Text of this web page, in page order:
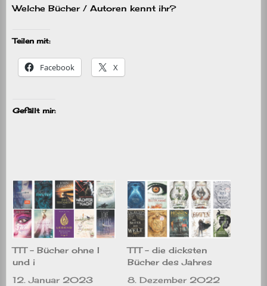
Welche Bücher / Autoren kennt ihr?
Teilen mit:
Facebook X
Gefällt mir:
TTT – Bücher ohne I
und i
12. Januar 2023
TTT – die dicksten
Bücher des Jahres
8. Dezember 2022